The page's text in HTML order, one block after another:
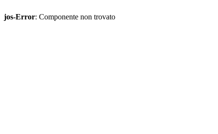
jos-Error: Componente non trovato